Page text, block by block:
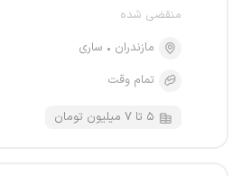
منقضی شده
مازندران
ساری
تمام وقت
۵ تا ۷ میلیون تومان